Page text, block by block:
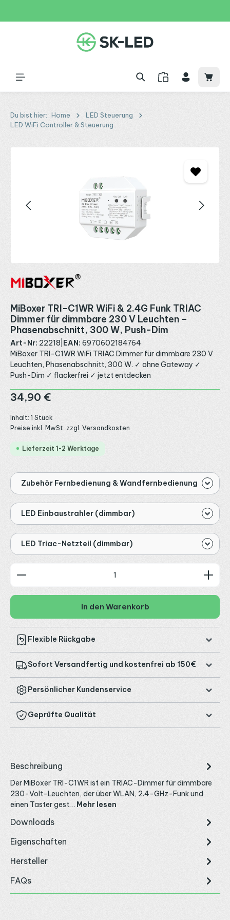
Du bist hier: Home
LED Steuerung
LED WiFi Controller & Steuerung
MiBoxer TRI-C1WR WiFi & 2.4G Funk TRIAC
Dimmer für dimmbare 230 V Leuchten –
Phasenabschnitt, 300 W, Push-Dim
Art-Nr: 22218 EAN: 6970602184764
MiBoxer TRI-C1WR WiFi TRIAC Dimmer für dimmbare 230 V
Leuchten, Phasenabschnitt, 300 W. ✓ ohne Gateway ✓
Push-Dim ✓ flackerfrei ✓ jetzt entdecken
Regulärer Preis:
34,90 €
Inhalt: 1 Stück
Preise inkl. MwSt. zzgl. Versandkosten
Lieferzeit 1-2 Werktage
Zubehör Fernbedienung & Wandfernbedienung
LED Einbaustrahler (dimmbar)
LED Triac-Netzteil (dimmbar)
Produkt Anzahl: Gib den gewünschten Wert ein
In den Warenkorb
Flexible Rückgabe
Sofort Versandfertig und kostenfrei ab 150€
Persönlicher Kundenservice
Geprüfte Qualität
Beschreibung
Der MiBoxer TRI-C1WR ist ein TRIAC-Dimmer für dimmbare
230-Volt-Leuchten, der über WLAN, 2.4-GHz-Funk und
einen Taster gest… Mehr lesen
Downloads
Eigenschaften
Hersteller
FAQs